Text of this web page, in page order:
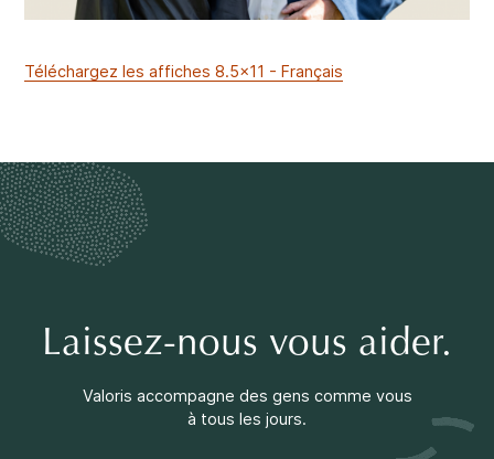
Téléchargez les affiches 8.5x11 - Français
Laissez-nous vous aider.
Valoris accompagne des gens comme vous
à tous les jours.